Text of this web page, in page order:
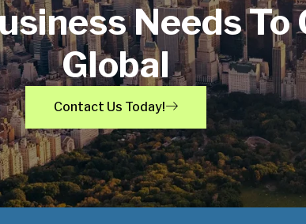
Needs To
Global
Contact Us Today!